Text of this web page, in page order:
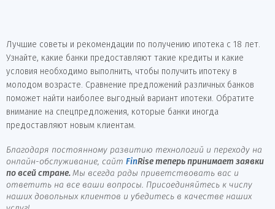
Лучшие советы и рекомендации по получению ипотека с 18 лет.
Узнайте, какие банки предоставляют такие кредиты и какие
условия необходимо выполнить, чтобы получить ипотеку в
молодом возрасте. Сравнение предложений различных банков
поможет найти наиболее выгодный вариант ипотеки. Обратите
внимание на спецпредложения, которые банки иногда
предоставляют новым клиентам.
Благодаря постоянному развитию технологий и переходу на
онлайн-обслуживание, сайт FinRise теперь принимает заявки
по всей стране. Мы всегда рады приветствовать вас и
ответить на все ваши вопросы. Присоединяйтесь к числу
наших довольных клиентов и убедитесь в качестве наших